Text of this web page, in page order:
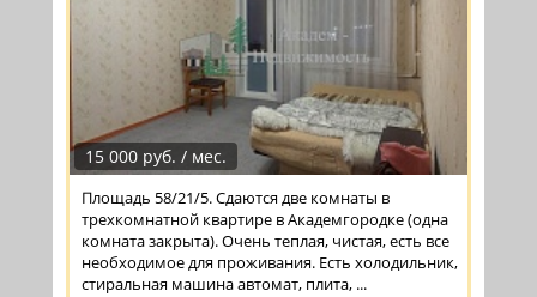
15 000 руб. / мес.
Площадь 58/21/5. Сдаются две комнаты в
трехкомнатной квартире в Академгородке (одна
комната закрыта). Очень теплая, чистая, есть все
необходимое для проживания. Есть холодильник,
стиральная машина автомат, плита, ...